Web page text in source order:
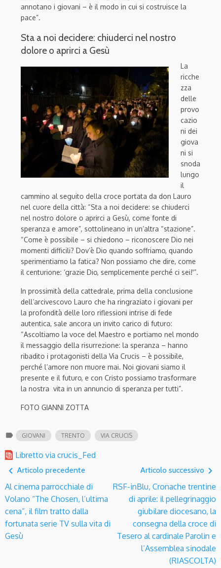
annotano i giovani – è il modo in cui si costruisce la
pace”.
Sta a noi decidere: chiuderci nel nostro
dolore o aprirci a Gesù
La
ricche
zza
delle
provo
cazio
ni dei
giova
ni si
snoda
lungo
il
cammino al seguito della croce portata da don Lauro
nel cuore della città: “Sta a noi decidere: se chiuderci
nel nostro dolore o aprirci a Gesù, come fonte di
speranza e amore”, sottolineano in un’altra “stazione”.
“Come è possibile – si chiedono – riconoscere Dio nei
momenti difficili? Dov’è Dio quando soffriamo, quando
sperimentiamo la fatica? Non possiamo che dire, come
il centurione: ‘grazie Dio, semplicemente perché ci sei!'”.
In prossimità della cattedrale, prima della conclusione
dell’arcivescovo Lauro che ha ringraziato i giovani per
la profondità delle loro riflessioni intrise di fede
autentica, sale ancora un invito carico di futuro:
“Ascoltiamo la voce del Maestro e portiamo nel mondo
il messaggio della risurrezione: la speranza – hanno
ribadito i protagonisti della Via Crucis – è possibile,
perché l’amore non muore mai. Noi giovani siamo il
presente e il futuro, e con Cristo possiamo trasformare
la nostra vita in un annuncio di speranza per tutti”.
FOTO GIANNI ZOTTA
label GIOVANI TRENTO VIA CRUCIS
Libretto via crucis_Fed
navigate_before Articolo precedente
Al cinema parrocchiale di
Volano “The Chosen, l’ultima
cena”, il film tratto dalla
fortunata serie TV sulla vita di
Gesù
Articolo successivo navigate_next
RSF-inBlu, Cronache trentine
di aprile: il pellegrinaggio
giubilare diocesano, la
consegna della croce di
Tesero al cardinale Parolin e
l’Assemblea sinodale
(RIASCOLTA)